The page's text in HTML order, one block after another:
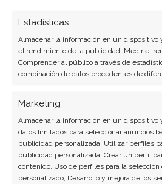
Estadísticas
Almacenar la información en un dispositivo
el rendimiento de la publicidad, Medir el
Comprender al público a través de
combinación de datos procedentes de
Marketing
Almacenar la información en un dispositivo
datos limitados para seleccionar anuncios
publicidad personalizada, Utilizar perfiles
publicidad personalizada, Crear un perfil
contenido, Uso de perfiles para la
personalizado, Desarrollo y mejora de los